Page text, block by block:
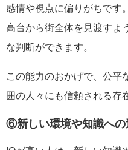
感情や視点に偏りがちです
高台から街全体を見渡すよ
な判断ができます。
この能力のおかげで、公平
囲の人々にも信頼される存
⑥新しい環境や知識への